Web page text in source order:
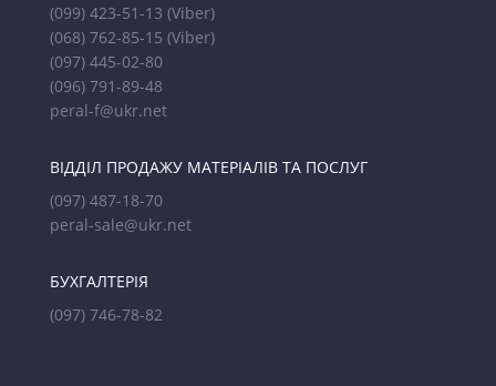
(099) 423-51-13 (Viber)
(068) 762-85-15 (Viber)
(097) 445-02-80
(096) 791-89-48
peral-f@ukr.net
ВІДДІЛ ПРОДАЖУ МАТЕРІАЛІВ ТА ПОСЛУГ
(097) 487-18-70
peral-sale@ukr.net
БУХГАЛТЕРІЯ
(097) 746-78-82